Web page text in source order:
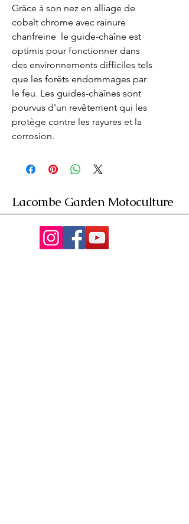
Grâce à son nez en alliage de
cobalt chrome avec rainure
chanfreine  le guide-chaîne est
optimis pour fonctionner dans
des environnements difficiles tels
que les forêts endommages par
le feu. Les guides-chaînes sont
pourvus d'un revêtement qui les
protège contre les rayures et la
corrosion.
Lacombe Garden Motoculture